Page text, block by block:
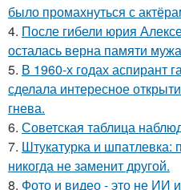
было промахнуться с
4. После гибели юрия
осталась верна памяти
5. В 1960-х годах аспирант
сделала интересное
гнева.
6. Советская таблица
7. Штукатурка и шпатлевка:
никогда не заменит другой.
8. Фото и видео - это не ИИ